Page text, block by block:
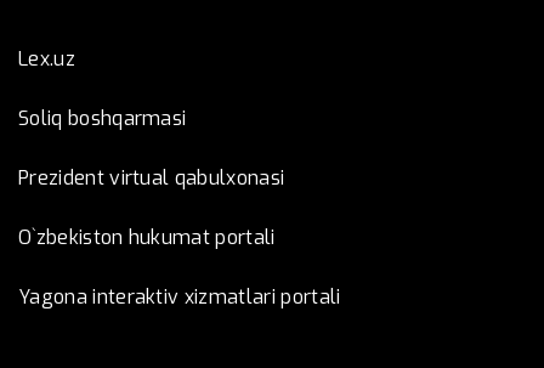
Lex.uz
Soliq boshqarmasi
Prezident virtual qabulxonasi
O`zbekiston hukumat portali
Yagona interaktiv xizmatlari portali